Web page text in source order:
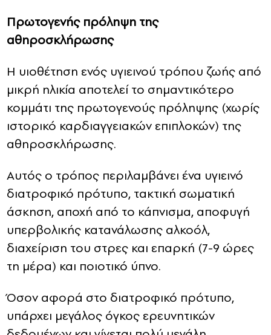
Πρωτογενής πρόληψη της
αθηροσκλήρωσης
Η υιοθέτηση ενός υγιεινού τρόπου ζωής από
μικρή ηλικία αποτελεί το σημαντικότερο
κομμάτι της πρωτογενούς πρόληψης (χωρίς
ιστορικό καρδιαγγειακών επιπλοκών) της
αθηροσκλήρωσης.
Αυτός ο τρόπος περιλαμβάνει ένα υγιεινό
διατροφικό πρότυπο, τακτική σωματική
άσκηση, αποχή από το κάπνισμα, αποφυγή
υπερβολικής κατανάλωσης αλκοόλ,
διαχείριση του στρες και επαρκή (7-9 ώρες
τη μέρα) και ποιοτικό ύπνο.
Όσον αφορά στο διατροφικό πρότυπο,
υπάρχει μεγάλος όγκος ερευνητικών